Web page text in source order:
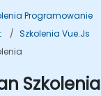
Programowanie
Szkolenia Vue.js
Szkolenia